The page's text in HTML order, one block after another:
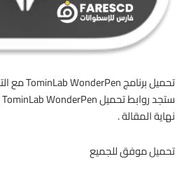
تحميل برنامج TominLab WonderPen مع التفعيل :
نهاية المقالة .
تحميل موفق للجميع